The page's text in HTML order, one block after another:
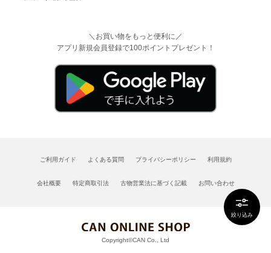
絞り込み
＼お買い物をもっと便利に／
アプリ新規会員登録で100ポイントプレゼント！
ご利用ガイド よくある質問 プライバシーポリシー 利用規約
会社概要 特定商取引法 古物営業法に基づく記載 お問い合わせ
Copyright©CAN Co., Ltd